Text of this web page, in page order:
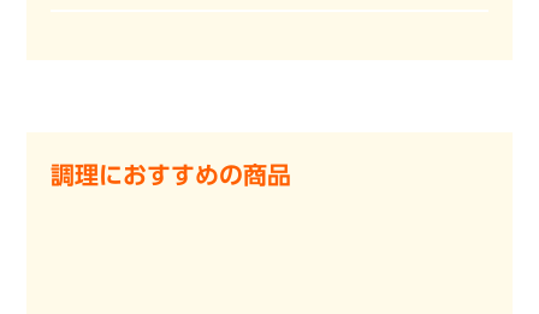
調理におすすめの商品